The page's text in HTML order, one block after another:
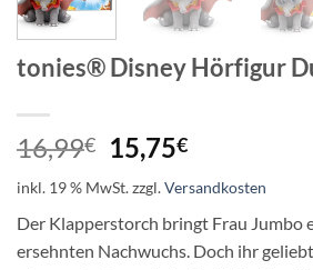
tonies® Disney Hörfigur
16,99€
Ursprünglicher
Preis
war:
16,99€
15,75€Aktueller
ist:
15,75€.
inkl. 19 % MwSt.zzgl.Versandkosten
Der Klapperstorch bringt Frau Jumbo
ersehnten Nachwuchs. Doch ihr